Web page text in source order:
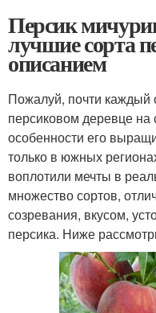
Персик
лучшие сорта
описанием
Пожалуй, почти каждый
персиковом деревце на
особенности его
только в южных
воплотили мечты в
множество сортов,
созревания, вкусом,
персика. Ниже